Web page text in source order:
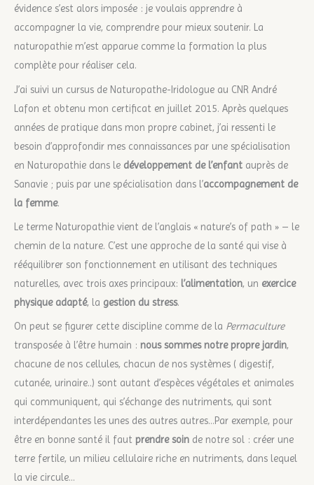
évidence s’est alors imposée : je voulais apprendre à
accompagner la vie, comprendre pour mieux soutenir. La
naturopathie m’est apparue comme la formation la plus
complète pour réaliser cela.
J’ai suivi un cursus de Naturopathe-Iridologue au CNR André
Lafon et obtenu mon certificat en juillet 2015. Après quelques
années de pratique dans mon propre cabinet, j’ai ressenti le
besoin d’approfondir mes connaissances par une spécialisation
en Naturopathie dans le développement de l’enfant auprès de
Sanavie ; puis par une spécialisation dans l’accompagnement de
la femme.
Le terme Naturopathie vient de l’anglais « nature’s of path » – le
chemin de la nature. C’est une approche de la santé qui vise à
rééquilibrer son fonctionnement en utilisant des techniques
naturelles, avec trois axes principaux: l’alimentation, un exercice
physique adapté, la gestion du stress.
On peut se figurer cette discipline comme de la Permaculture
transposée à l’être humain : nous sommes notre propre jardin,
chacune de nos cellules, chacun de nos systèmes ( digestif,
cutanée, urinaire..) sont autant d’espèces végétales et animales
qui communiquent, qui s’échange des nutriments, qui sont
interdépendantes les unes des autres autres…Par exemple, pour
être en bonne santé il faut prendre soin de notre sol : créer une
terre fertile, un milieu cellulaire riche en nutriments, dans lequel
la vie circule…